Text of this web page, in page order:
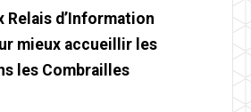
Relais d’Information
mieux accueillir les
les Combrailles